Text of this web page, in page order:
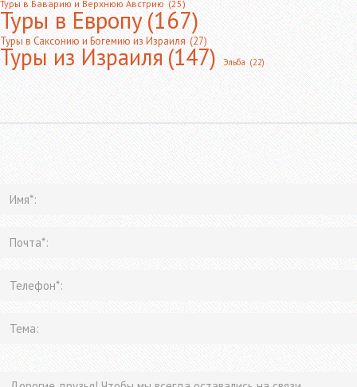
Туры в Баварию и Верхнюю Австрию (25)
Туры в Европу(167)
Туры в Саксонию и Богемию из Израиля (27)
Туры из Израиля(147) Эльба (22)